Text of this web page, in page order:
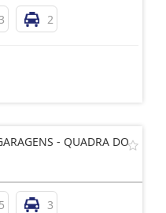
2
- QUADRA DO
5 3